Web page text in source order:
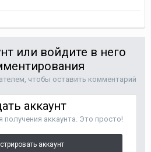
или войдите в него
чтобы оставить комментарий
аккаунт
получения аккаунта. Это просто!
аккаунт